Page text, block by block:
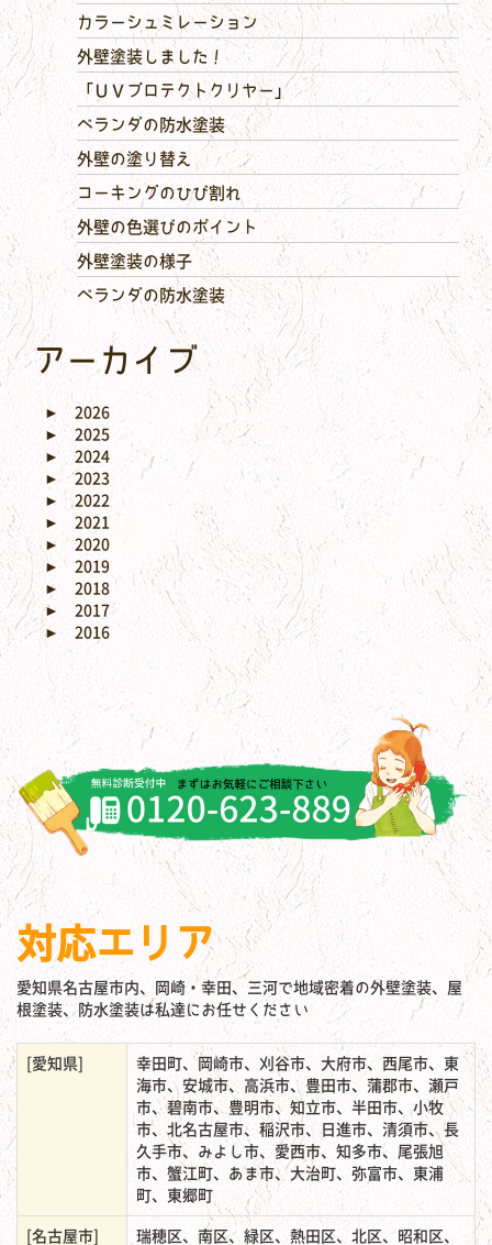
カラーシュミレーション
外壁塗装しました！
「ＵＶプロテクトクリヤー」
ベランダの防水塗装
外壁の塗り替え
コーキングのひび割れ
外壁の色選びのポイント
外壁塗装の様子
ベランダの防水塗装
アーカイブ
►
2026
►
2025
►
2024
►
2023
►
2022
►
2021
►
2020
► 2019
►
2018
►
2017
►
2016
対応エリア
愛知県名古屋市内、岡崎・幸田、三河で地域密着の外壁塗装、屋
根塗装、防水塗装は私達にお任せください
[愛知県]
幸田町、岡崎市、刈谷市、大府市、西尾市、東
海市、安城市、高浜市、豊田市、蒲郡市、瀬戸
市、碧南市、豊明市、知立市、半田市、小牧
市、北名古屋市、稲沢市、日進市、清須市、長
久手市、みよし市、愛西市、知多市、尾張旭
市、蟹江町、あま市、大治町、弥富市、東浦
町、東郷町
[名古屋市]
瑞穂区、南区、緑区、熱田区、北区、昭和区、